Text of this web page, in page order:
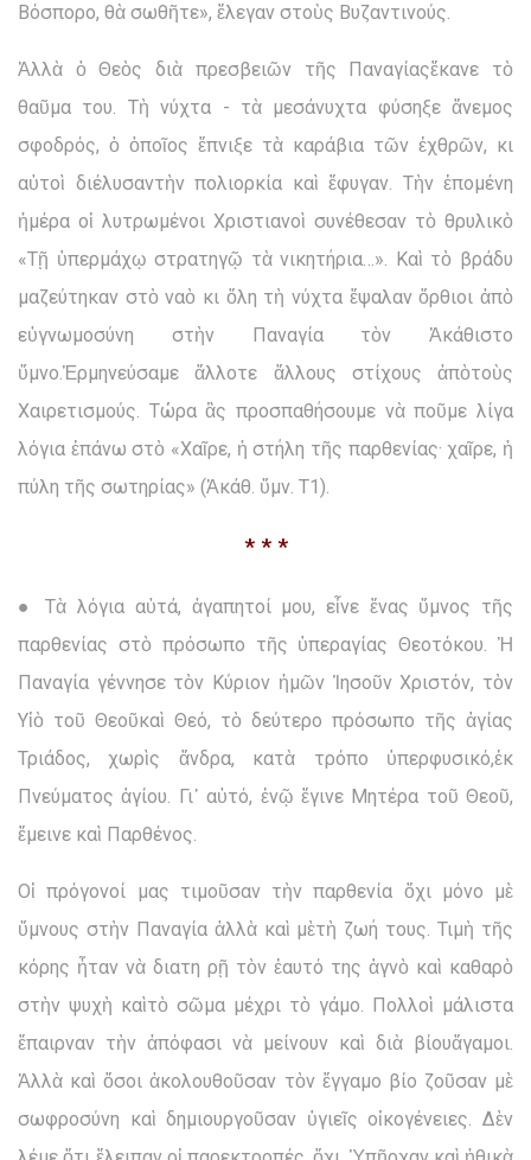
Βόσπορο, θὰ σωθῆτε», ἔλεγαν στοὺς Βυζαντινούς.
Ἀλλὰ ὁ Θεὸς διὰ πρεσβειῶν τῆς Παναγίαςἔκανε τὸ
θαῦμα του. Τὴ νύχτα - τὰ μεσάνυχτα φύσηξε ἄνεμος
σφοδρός, ὁ ὁποῖος ἔπνιξε τὰ καράβια τῶν ἐχθρῶν, κι
αὐτοὶ διέλυσαντὴν πολιορκία καὶ ἔφυγαν. Τὴν ἑπομένη
ἡμέρα οἱ λυτρωμένοι Χριστιανοὶ συνέθεσαν τὸ θρυλικὸ
«Τῇ ὑπερμάχῳ στρατηγῷ τὰ νικητήρια…». Καὶ τὸ βράδυ
μαζεύτηκαν στὸ ναὸ κι ὅλη τὴ νύχτα ἔψαλαν ὄρθιοι ἀπὸ
εὐγνωμοσύνη στὴν Παναγία τὸν Ἀκάθιστο
ὕμνο.Ἑρμηνεύσαμε ἄλλοτε ἄλλους στίχους ἀπὸτοὺς
Χαιρετισμούς. Τώρα ἂς προσπαθήσουμε νὰ ποῦμε λίγα
λόγια ἐπάνω στὸ «Χαῖρε, ἡ στήλη τῆς παρθενίας· χαῖρε, ἡ
πύλη τῆς σωτηρίας» (Ἀκάθ. ὕμν. Τ1).
* * *
● Τὰ λόγια αὐτά, ἀγαπητοί μου, εἶνε ἕνας ὕμνος τῆς
παρθενίας στὸ πρόσωπο τῆς ὑπεραγίας Θεοτόκου. Ἡ
Παναγία γέννησε τὸν Κύριον ἡμῶν Ἰησοῦν Χριστόν, τὸν
Υἱὸ τοῦ Θεοῦκαὶ Θεό, τὸ δεύτερο πρόσωπο τῆς ἁγίας
Τριάδος, χωρὶς ἄνδρα, κατὰ τρόπο ὑπερφυσικό,ἐκ
Πνεύματος ἁγίου. Γι᾽ αὐτό, ἐνῷ ἔγινε Μητέρα τοῦ Θεοῦ,
ἔμεινε καὶ Παρθένος.
Οἱ πρόγονοί μας τιμοῦσαν τὴν παρθενία ὄχι μόνο μὲ
ὕμνους στὴν Παναγία ἀλλὰ καὶ μὲτὴ ζωή τους. Τιμὴ τῆς
κόρης ἦταν νὰ διατη ρῇ τὸν ἑαυτό της ἁγνὸ καὶ καθαρὸ
στὴν ψυχὴ καὶτὸ σῶμα μέχρι τὸ γάμο. Πολλοὶ μάλιστα
ἔπαιρναν τὴν ἀπόφασι νὰ μείνουν καὶ διὰ βίουἄγαμοι.
Ἀλλὰ καὶ ὅσοι ἀκολουθοῦσαν τὸν ἔγγαμο βίο ζοῦσαν μὲ
σωφροσύνη καὶ δημιουργοῦσαν ὑγιεῖς οἰκογένειες. Δὲν